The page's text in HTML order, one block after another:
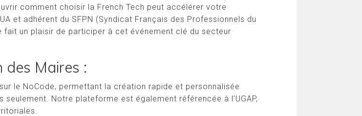
comment choisir la French Tech peut accélérer votre
et adhérent du SFPN (Syndicat Français des Professionnels du
fait un plaisir de participer à cet événement clé du secteur
des Maires :
le NoCode, permettant la création rapide et personnalisée
Notre plateforme est également référencée à l’UGAP,